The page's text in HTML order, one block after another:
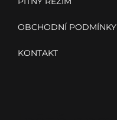
OBCHODNÍ PODMÍNKY
KONTAKT